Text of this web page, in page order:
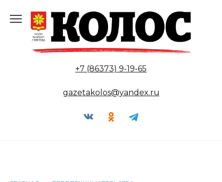
содержанию
+7 (86373) 9-19-65
gazetakolos@yandex.ru